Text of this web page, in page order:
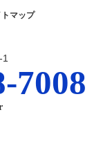
マップ
7008